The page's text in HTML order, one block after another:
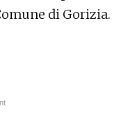
di Gorizia.